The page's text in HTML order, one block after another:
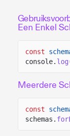
Een Enkel
const
console. log
Meerdere
const
schemas.